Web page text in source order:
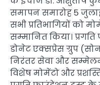
समापन समारोह 5
सभी प्रतिभागियों को
सम्मानित किया।
डोनेट एक्सप्रेस ग्रुप
निरंतर सेवा और
विशेष मोमेंटो और